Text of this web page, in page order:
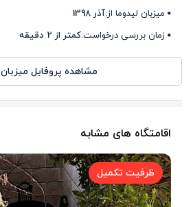
میزبان لیدوما از:آذر 1398
زمان بررسی درخواست:کمتر از 2 دقیقه
مشاهده پروفایل میزبان
اقامتگاه های مشابه
ظرفیت تکمیل